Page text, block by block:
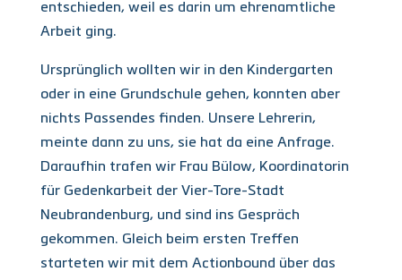
entschieden, weil es darin um ehrenamtliche
Arbeit ging.
Ursprünglich wollten wir in den Kindergarten
oder in eine Grundschule gehen, konnten aber
nichts Passendes finden. Unsere Lehrerin,
meinte dann zu uns, sie hat da eine Anfrage.
Daraufhin trafen wir Frau Bülow, Koordinatorin
für Gedenkarbeit der Vier-Tore-Stadt
Neubrandenburg, und sind ins Gespräch
gekommen. Gleich beim ersten Treffen
starteten wir mit dem Actionbound über das